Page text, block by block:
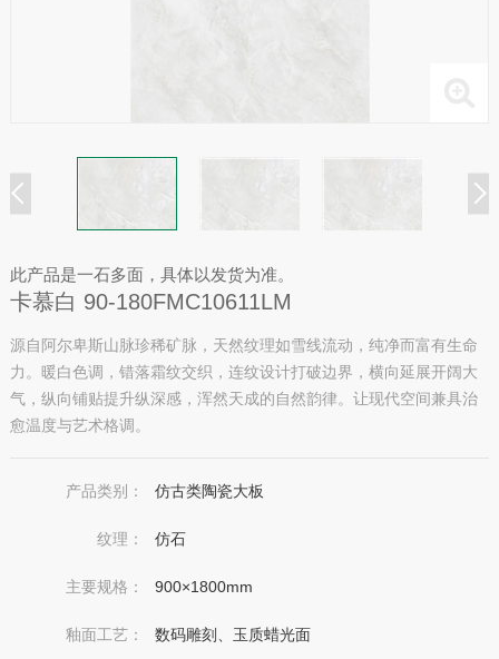
此产品是一石多面，具体以发货为准。
卡慕白 90-180FMC10611LM
源自阿尔卑斯山脉珍稀矿脉，天然纹理如雪线流动，纯净而富有生命
力。暖白色调，错落霜纹交织，连纹设计打破边界，横向延展开阔大
气，纵向铺贴提升纵深感，浑然天成的自然韵律。让现代空间兼具治
愈温度与艺术格调。
产品类别： 仿古类陶瓷大板
纹理： 仿石
主要规格： 900×1800mm
釉面工艺： 数码雕刻、玉质蜡光面